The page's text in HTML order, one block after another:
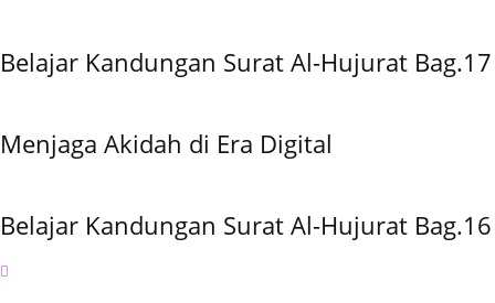
Belajar Kandungan Surat Al-Hujurat Bag.17
Menjaga Akidah di Era Digital
Belajar Kandungan Surat Al-Hujurat Bag.16